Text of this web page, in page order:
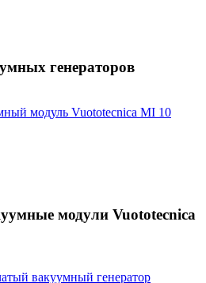
генераторов
модули Vuototecnica